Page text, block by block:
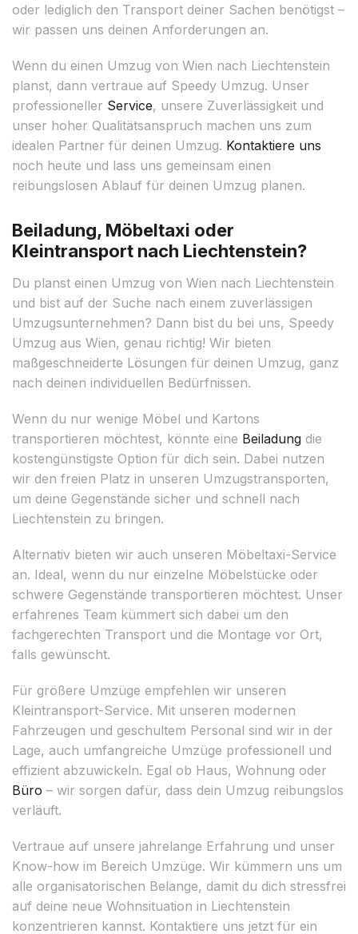
oder lediglich den Transport deiner Sachen benötigst –
wir passen uns deinen Anforderungen an.
Wenn du einen Umzug von Wien nach Liechtenstein
planst, dann vertraue auf Speedy Umzug. Unser
professioneller Service, unsere Zuverlässigkeit und
unser hoher Qualitätsanspruch machen uns zum
idealen Partner für deinen Umzug. Kontaktiere uns
noch heute und lass uns gemeinsam einen
reibungslosen Ablauf für deinen Umzug planen.
Beiladung, Möbeltaxi oder
Kleintransport nach Liechtenstein?
Du planst einen Umzug von Wien nach Liechtenstein
und bist auf der Suche nach einem zuverlässigen
Umzugsunternehmen? Dann bist du bei uns, Speedy
Umzug aus Wien, genau richtig! Wir bieten
maßgeschneiderte Lösungen für deinen Umzug, ganz
nach deinen individuellen Bedürfnissen.
Wenn du nur wenige Möbel und Kartons
transportieren möchtest, könnte eine Beiladung die
kostengünstigste Option für dich sein. Dabei nutzen
wir den freien Platz in unseren Umzugstransporten,
um deine Gegenstände sicher und schnell nach
Liechtenstein zu bringen.
Alternativ bieten wir auch unseren Möbeltaxi-Service
an. Ideal, wenn du nur einzelne Möbelstücke oder
schwere Gegenstände transportieren möchtest. Unser
erfahrenes Team kümmert sich dabei um den
fachgerechten Transport und die Montage vor Ort,
falls gewünscht.
Für größere Umzüge empfehlen wir unseren
Kleintransport-Service. Mit unseren modernen
Fahrzeugen und geschultem Personal sind wir in der
Lage, auch umfangreiche Umzüge professionell und
effizient abzuwickeln. Egal ob Haus, Wohnung oder
Büro – wir sorgen dafür, dass dein Umzug reibungslos
verläuft.
Vertraue auf unsere jahrelange Erfahrung und unser
Know-how im Bereich Umzüge. Wir kümmern uns um
alle organisatorischen Belange, damit du dich stressfrei
auf deine neue Wohnsituation in Liechtenstein
konzentrieren kannst. Kontaktiere uns jetzt für ein